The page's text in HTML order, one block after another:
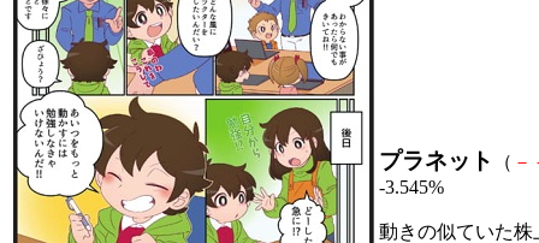
プラネット （ －
-3.545%
動きの似ていた